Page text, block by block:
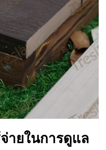
ายในการดูแล